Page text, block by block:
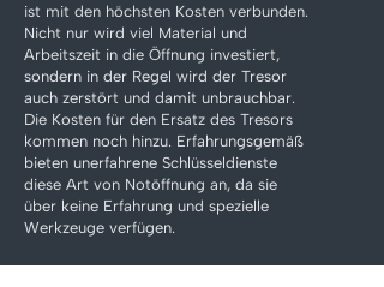
ist mit den höchsten Kosten verbunden.
Nicht nur wird viel Material und
Arbeitszeit in die Öffnung investiert,
sondern in der Regel wird der Tresor
auch zerstört und damit unbrauchbar.
Die Kosten für den Ersatz des Tresors
kommen noch hinzu. Erfahrungsgemäß
bieten unerfahrene Schlüsseldienste
diese Art von Notöffnung an, da sie
über keine Erfahrung und spezielle
Werkzeuge verfügen.